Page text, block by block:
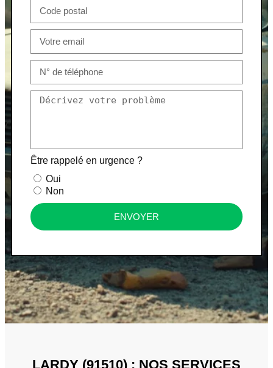
Être rappelé en urgence ?
Oui
Non
ENVOYER
LARDY (91510) : NOS SERVICES